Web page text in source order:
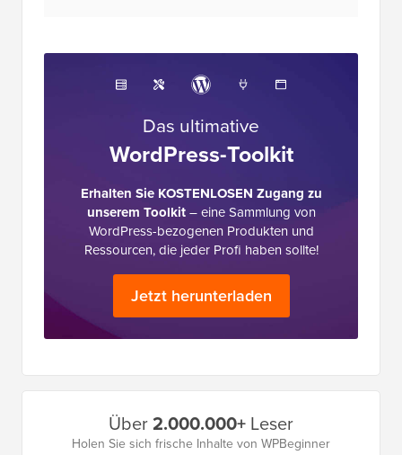
Das ultimative
WordPress-Toolkit
Erhalten Sie KOSTENLOSEN Zugang zu
unserem Toolkit– eine Sammlung von
WordPress-bezogenen Produkten und
Ressourcen, die jeder Profi haben sollte!
Jetzt herunterladen
Seitenleistenmenü
Über2.000.000+ Leser
Holen Sie sich frische Inhalte von WPBeginner